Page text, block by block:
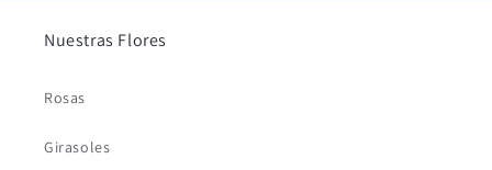
Nuestras Flores
Rosas
Girasoles